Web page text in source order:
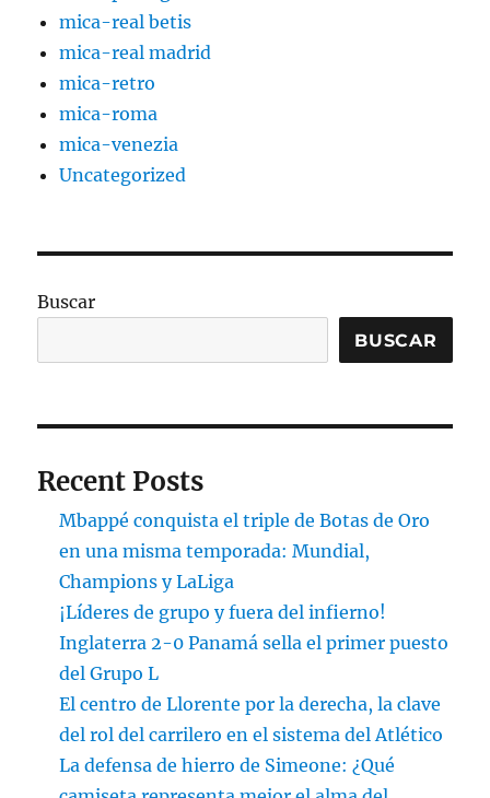
mica-real betis
mica-real madrid
mica-retro
mica-roma
mica-venezia
Uncategorized
Buscar
BUSCAR
Recent Posts
Mbappé conquista el triple de Botas de Oro
en una misma temporada: Mundial,
Champions y LaLiga
¡Líderes de grupo y fuera del infierno!
Inglaterra 2-0 Panamá sella el primer puesto
del Grupo L
El centro de Llorente por la derecha, la clave
del rol del carrilero en el sistema del Atlético
La defensa de hierro de Simeone: ¿Qué